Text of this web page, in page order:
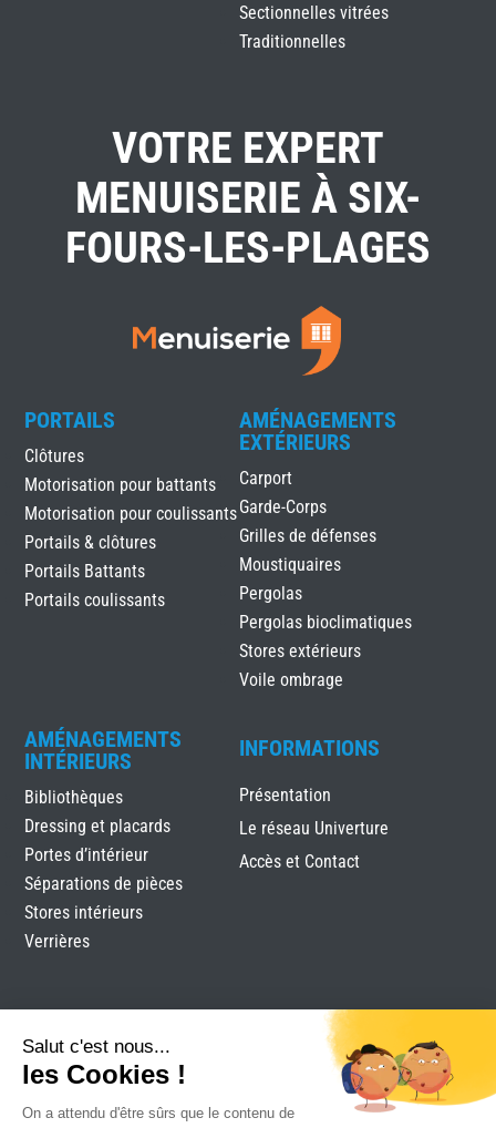
Sectionnelles vitrées
Traditionnelles
VOTRE EXPERT
MENUISERIE À SIX-
FOURS-LES-PLAGES
PORTAILS
Clôtures
Motorisation pour battants
Motorisation pour coulissants
Portails & clôtures
Portails Battants
Portails coulissants
AMÉNAGEMENTS
EXTÉRIEURS
Carport
Garde-Corps
Grilles de défenses
Moustiquaires
Pergolas
Pergolas bioclimatiques
Stores extérieurs
Voile ombrage
AMÉNAGEMENTS
INTÉRIEURS
Bibliothèques
Dressing et placards
Portes d’intérieur
Séparations de pièces
Stores intérieurs
Verrières
INFORMATIONS
Présentation
Le réseau Univerture
Accès et Contact
Tobati |Mentions légales|Plan du site
Salut c'est nous...
les Cookies !
On a attendu d'être sûrs que le contenu de